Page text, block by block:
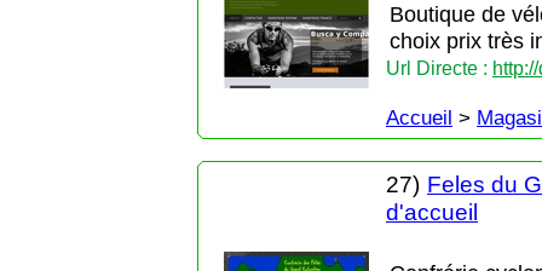
Boutique de
choix prix très
Url Directe :
Accueil >
27) Feles du
d'accueil